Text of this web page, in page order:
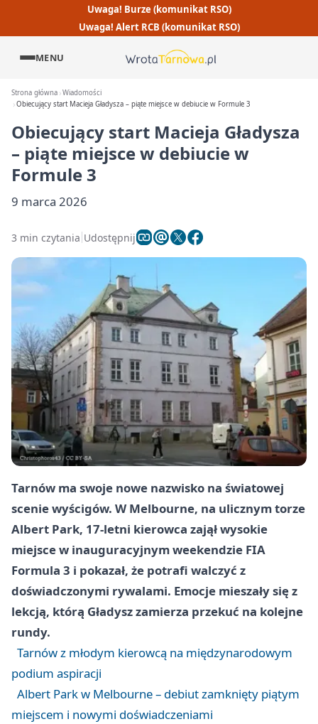
Uwaga! Burze (komunikat RSO)
Uwaga! Alert RCB (komunikat RSO)
MENU
Strona główna Wiadomości
Obiecujący start Macieja Gładysza – piąte miejsce w debiucie w Formule 3
Obiecujący start Macieja Gładysza
– piąte miejsce w debiucie w
Formule 3
9 marca 2026
3 min czytania Udostępnij
Tarnów ma swoje nowe nazwisko na światowej
scenie wyścigów. W Melbourne, na ulicznym torze
Albert Park, 17‑letni kierowca zajął wysokie
miejsce w inauguracyjnym weekendzie FIA
Formula 3 i pokazał, że potrafi walczyć z
doświadczonymi rywalami. Emocje mieszały się z
lekcją, którą Gładysz zamierza przekuć na kolejne
rundy.
Tarnów z młodym kierowcą na międzynarodowym
podium aspiracji
Albert Park w Melbourne – debiut zamknięty piątym
miejscem i nowymi doświadczeniami